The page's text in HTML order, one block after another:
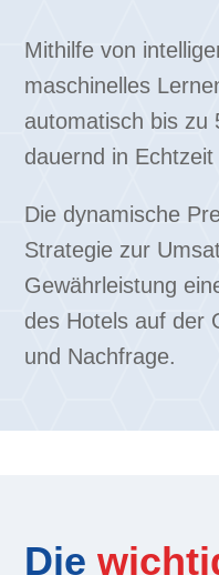
Mithilfe von
maschinelles
automatisch bis zu
dauernd in
Die dynamische
Strategie zur
Gewährleistung
des Hotels auf der
und Nachfrage.
Die